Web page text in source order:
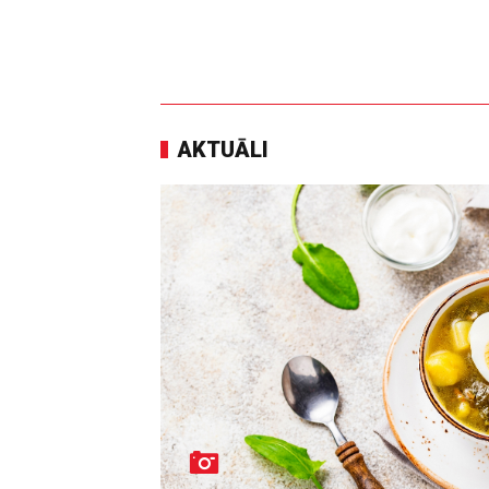
AKTUĀLI